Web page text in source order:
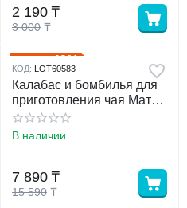
3 000 ₸
2 190 ₸
49%
КОД: LOT60583
Калабас и бомбилья для
приготовления чая Мате,
240 мл, белый
В наличии
15 590 ₸
7 890 ₸